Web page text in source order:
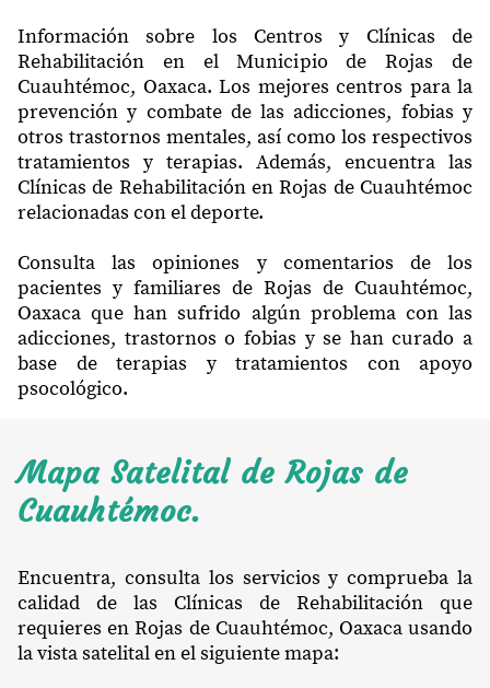
Información sobre los Centros y Clínicas de
Rehabilitación en el Municipio de Rojas de
Cuauhtémoc, Oaxaca. Los mejores centros para la
prevención y combate de las adicciones, fobias y
otros trastornos mentales, así como los respectivos
tratamientos y terapias. Además, encuentra las
Clínicas de Rehabilitación en Rojas de Cuauhtémoc
relacionadas con el deporte.
Consulta las opiniones y comentarios de los
pacientes y familiares de Rojas de Cuauhtémoc,
Oaxaca que han sufrido algún problema con las
adicciones, trastornos o fobias y se han curado a
base de terapias y tratamientos con apoyo
psocológico.
Mapa Satelital de Rojas de
Cuauhtémoc.
Encuentra, consulta los servicios y comprueba la
calidad de las Clínicas de Rehabilitación que
requieres en Rojas de Cuauhtémoc, Oaxaca usando
la vista satelital en el siguiente mapa: